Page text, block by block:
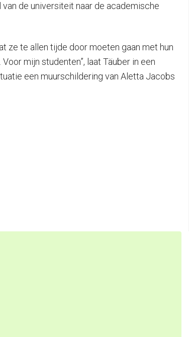
de universiteit naar de academische
ze te allen tijde door moeten gaan met hun
mijn studenten”, laat Täuber in een
een muurschildering van Aletta Jacobs